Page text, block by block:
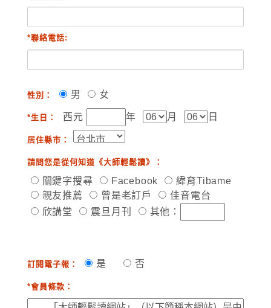
*聯絡電話:
性別： 男 女
*生日： 西元 年 月 日
居住縣市：
請問您是從何知道《大師輕鬆讀》：
關鍵字搜尋 Facebook
緯育Tibame
親友推薦
曾是老訂戶
佳音電台
欣講堂
震旦月刊 其他：
訂閱電子報： 是 否
*會員條款：